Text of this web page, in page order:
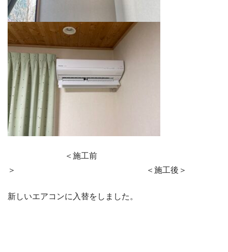
＜施工前
＞ ＜施工後＞
新しいエアコンに入替をしました。